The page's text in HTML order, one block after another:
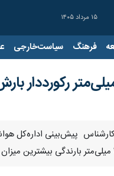
۱۵ مرداد ۱۴۰۵
فرهنگ سیاست‌خارجی
کارشناس پیش‌بینی اداره‌کل